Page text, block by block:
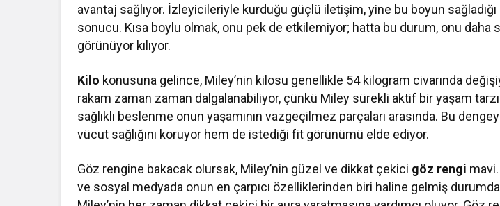
avantaj sağlıyor. İzleyicileriyle kurduğu güçlü iletişim, yine bu boyun
sonucu. Kısa boylu olmak, onu pek de etkilemiyor; hatta bu durum, onu daha
görünüyor kılıyor.
Kilo konusuna gelince, Miley’nin kilosu genellikle 54 kilogram civarında
rakam zaman zaman dalgalanabiliyor, çünkü Miley sürekli aktif bir yaşam
sağlıklı beslenme onun yaşamının vazgeçilmez parçaları arasında. Bu
vücut sağlığını koruyor hem de istediği fit görünümü elde ediyor.
Göz rengine bakacak olursak, Miley’nin güzel ve dikkat çekici göz rengi
ve sosyal medyada onun en çarpıcı özelliklerinden biri haline gelmiş